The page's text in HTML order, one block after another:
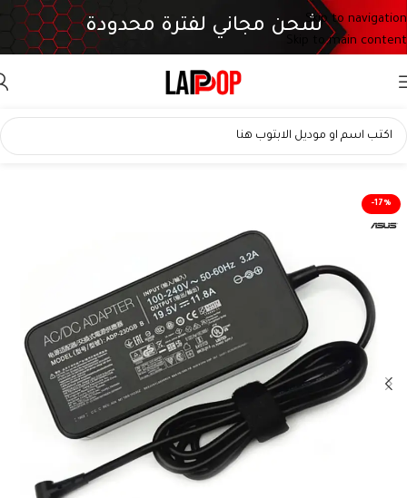
Skip to navigation
Skip to main content
شحن مجاني لفترة محدودة
-17%